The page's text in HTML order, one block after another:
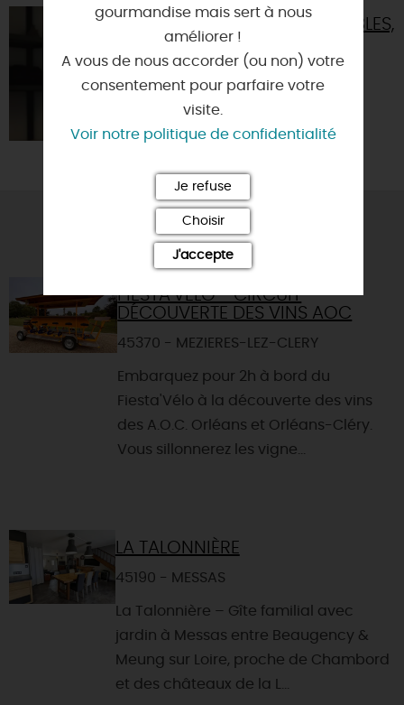
TERRES DESSABLES,
ATELIER
CÉRAMIQUE
45370 - DRY
VOUS AIMEREZ AUSSI
FIESTA'VÉLO - CIRCUIT
DÉCOUVERTE DES VINS AOC
45370 - MEZIERES-LEZ-CLERY
Embarquez pour 2h à bord du
Fiesta'Vélo à la découverte des vins
des A.O.C. Orléans et Orléans-Cléry.
Vous sillonnerez les vigne...
LA TALONNIÈRE
45190 - MESSAS
La Talonnière – Gîte familial avec
jardin à Messas entre Beaugency &
Meung sur Loire, proche de Chambord
et des châteaux de la L...
gourmandise mais sert à nous
améliorer !
A vous de nous accorder (ou non) votre
consentement pour parfaire votre
visite.
Voir notre politique de confidentialité
Je refuse
Choisir
J'accepte